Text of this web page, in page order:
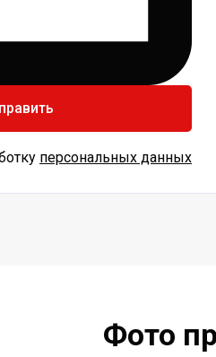
персональных данных
Фото